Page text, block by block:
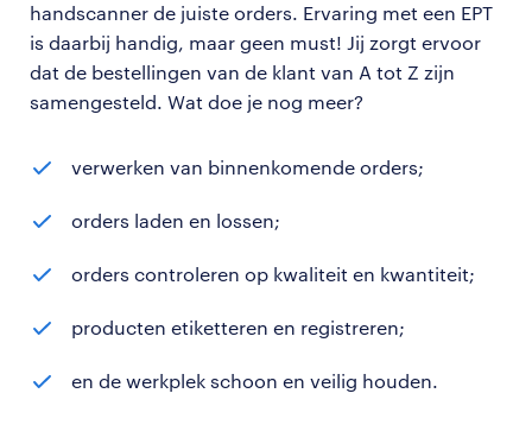
handscanner de juiste orders. Ervaring met een EPT
is daarbij handig, maar geen must! Jij zorgt ervoor
dat de bestellingen van de klant van A tot Z zijn
samengesteld. Wat doe je nog meer?
verwerken van binnenkomende orders;
orders laden en lossen;
orders controleren op kwaliteit en kwantiteit;
producten etiketteren en registreren;
en de werkplek schoon en veilig houden.